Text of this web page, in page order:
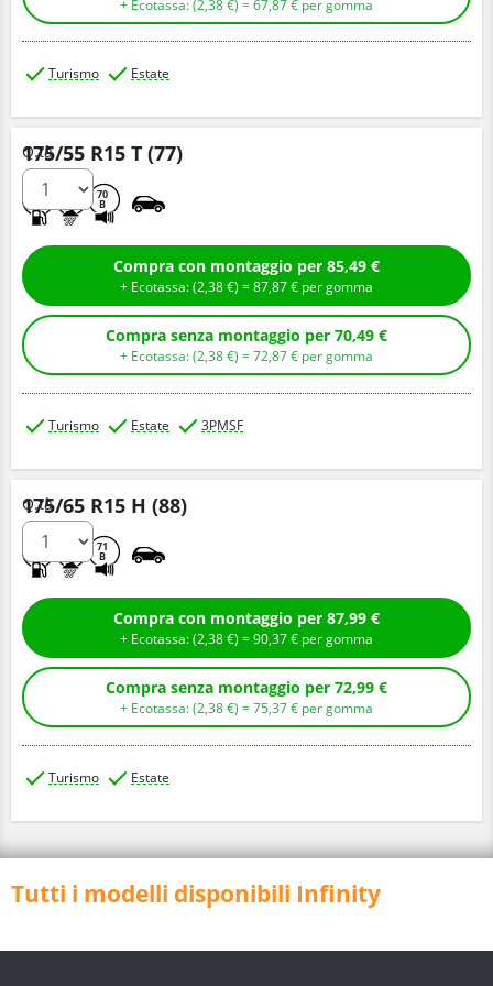
+ Ecotassa: (2,38€ ) =67,87€ per gomma
Turismo Estate
175/55 R15 T (77)
70
B
Q.tà
Compra con montaggio per 85,49 €
+ Ecotassa: (2,38€ ) =87,87€ per gomma
Compra senza montaggio per 70,49 €
+ Ecotassa: (2,38€ ) =72,87€ per gomma
Turismo Estate 3PMSF
175/65 R15 H (88)
71
B
Q.tà
Compra con montaggio per 87,99 €
+ Ecotassa: (2,38€ ) =90,37€ per gomma
Compra senza montaggio per 72,99 €
+ Ecotassa: (2,38€ ) =75,37€ per gomma
Turismo Estate
Tutti i modelli disponibili Infinity